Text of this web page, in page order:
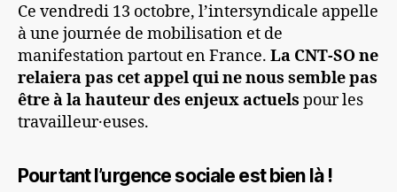
Ce vendredi 13 octobre, l’intersyndicale appelle
à une journée de mobilisation et de
manifestation partout en France. La CNT-SO ne
relaiera pas cet appel qui ne nous semble pas
être à la hauteur des enjeux actuels pour les
travailleur·euses.
Pourtant l’urgence sociale est bien là !